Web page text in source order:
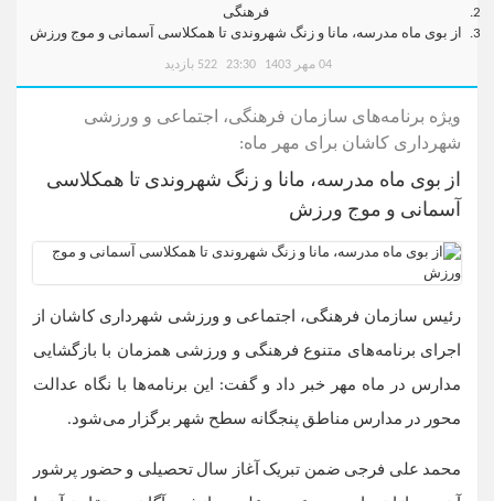
فرهنگی
از بوی ماه مدرسه، مانا و زنگ شهروندی تا همکلاسی آسمانی و موج ورزش
04 مهر 1403 23:30 522 بازدید
ویژه برنامه‌های سازمان فرهنگی، اجتماعی و ورزشی
شهرداری کاشان برای مهر ماه:
از بوی ماه مدرسه، مانا و زنگ شهروندی تا همکلاسی
آسمانی و موج ورزش
رئیس سازمان فرهنگی، اجتماعی و ورزشی شهرداری کاشان از
اجرای برنامه‌های متنوع فرهنگی و ورزشی همزمان با بازگشایی
مدارس در ماه مهر خبر داد و گفت: این برنامه‌ها با نگاه عدالت
محور در مدارس مناطق پنجگانه سطح شهر برگزار می‌شود.
محمد علی فرجی ضمن تبریک آغاز سال تحصیلی و حضور پرشور